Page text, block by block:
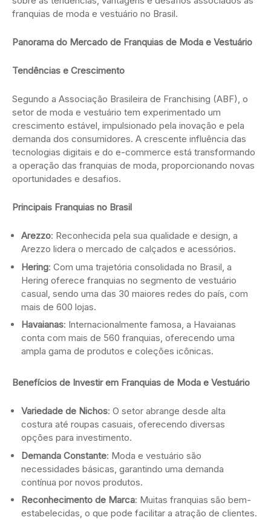
franquias de moda e vestuário no Brasil.
Panorama do Mercado de Franquias de Moda e Vestuário
Tendências e Crescimento
Segundo a Associação Brasileira de Franchising (ABF), o
setor de moda e vestuário tem experimentado um
crescimento estável, impulsionado pela inovação e pela
demanda dos consumidores. A crescente influência das
tecnologias digitais e do e-commerce está transformando
a operação das franquias de moda, proporcionando novas
oportunidades e desafios.
Principais Franquias no Brasil
Arezzo: Reconhecida pela sua qualidade e design, a
Arezzo lidera o mercado de calçados e acessórios.
Hering: Com uma trajetória consolidada no Brasil, a
Hering oferece franquias no segmento de vestuário
casual, sendo uma das 30 maiores redes do país, com
mais de 600 lojas.
Havaianas: Internacionalmente famosa, a Havaianas
conta com mais de 560 franquias, oferecendo uma
ampla gama de produtos e coleções icônicas.
Benefícios de Investir em Franquias de Moda e Vestuário
Variedade de Nichos: O setor abrange desde alta
costura até roupas casuais, oferecendo diversas
opções para investimento.
Demanda Constante: Moda e vestuário são
necessidades básicas, garantindo uma demanda
contínua por novos produtos.
Reconhecimento de Marca: Muitas franquias são bem-
estabelecidas, o que pode facilitar a atração de clientes.